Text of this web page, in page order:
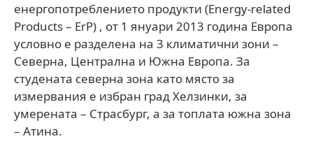
енергопотреблението продукти (Energy-related
Products – ErP) , от 1 януари 2013 година Европа
условно е разделена на 3 климатични зони –
Северна, Централна и Южна Европа. За
студената северна зона като място за
измервания е избран град Хелзинки, за
умерената – Страсбург, а за топлата южна зона
– Атина.